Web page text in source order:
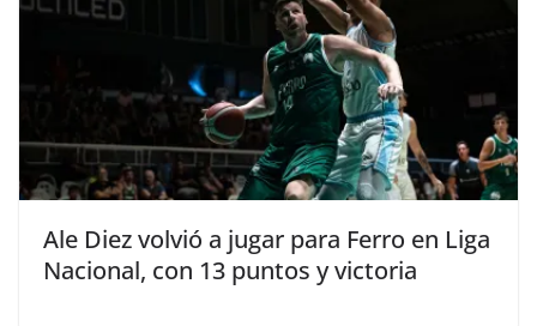
Ale Diez volvió a jugar para Ferro en Liga
Nacional, con 13 puntos y victoria